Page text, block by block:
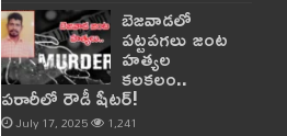
బెజవాడలో
పట్టపగలు జంట
హత్యల
కలకలం..
పరారీలో రౌడీ షీటర్‌!
July 17, 2025 1,241